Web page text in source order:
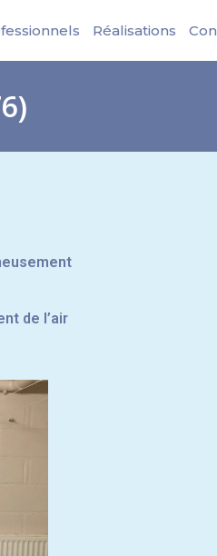
Réalisations
de l’air